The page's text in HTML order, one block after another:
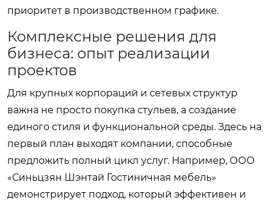
приоритет в производственном графике.
Комплексные решения для
бизнеса: опыт реализации
проектов
Для крупных корпораций и сетевых структур
важна не просто покупка стульев, а создание
единого стиля и функциональной среды. Здесь на
первый план выходят компании, способные
предложить полный цикл услуг. Например, ООО
«Синьцзян Шэнтай Гостиничная мебель»
демонстрирует подход, который эффективен и